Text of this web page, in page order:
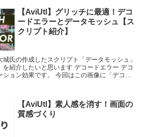
【AviUtl】グリッチに最適！デコ
ードエラーとデータモッシュ【ス
クリプト紹介】
氏の作成したスクリプト「データモッシュ」
を紹介したいと思います デコードエラー デコ
ション効果です。 今回はこの画像に「デコー
【AviUtl】素人感を消す！画面の
質感づくり